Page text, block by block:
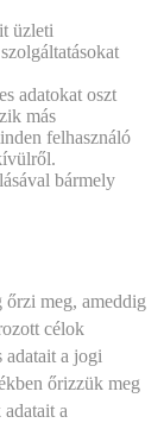
üzleti
adatokat oszt
más
felhasználó
bármely
őrzi meg, ameddig
célok
adatait a jogi
őrizzük meg
a